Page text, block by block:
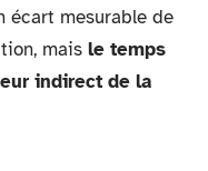
écart mesurable de
mais le temps
indirect de la